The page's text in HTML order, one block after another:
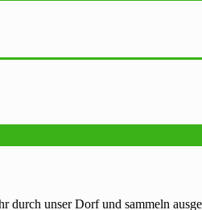
unser Dorf und sammeln